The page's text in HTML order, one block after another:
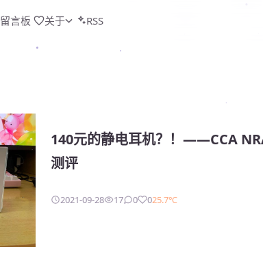
留言板 关于 RSS
140元的静电耳机？！——CCA
测评
2021-09-28 17 0 025.7℃